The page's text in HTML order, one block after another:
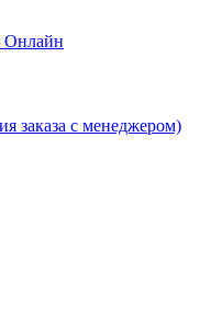
Онлайн
заказа с менеджером)